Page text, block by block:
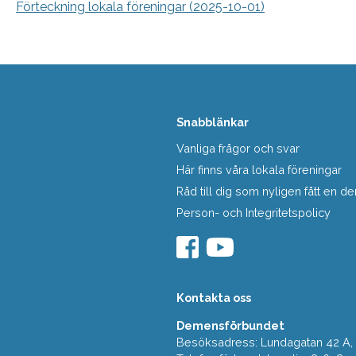
Förteckning lokala föreningar (2025-10-01)
Snabblänkar
Vanliga frågor och svar
Här finns våra lokala föreningar
Råd till dig som nyligen fått en
Person- och Integritetspolicy
Kontakta oss
Demensförbundet
Besöksadress: Lundagatan 42 A,